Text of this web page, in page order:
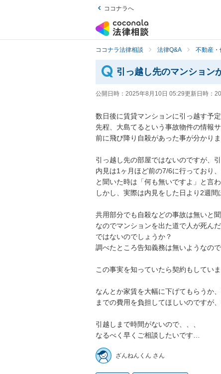
ココナラへ
ココナラ法律相談 法律Q&A 不動産・
引っ越し先のマンション
公開日時： 2025年8月10日 05:29更新日時：
数日後に賃貸マンションに引っ越す予定
先程、大島てるという事故物件の情報
前に飛び降り自殺があった事が分かりま
引っ越し先の部屋ではないのですが、
内見は1ヶ月ほど前の7/6に行っており
と聞いた時は「何も無いですよ」と言
しかし、実際は内見をした日より2週
共用部分でも自殺などの事故は無いと
なのでマンションを出た道で人が死ん
ではないのでしょうか？
調べたところ告知義務は無いようなの
この事実を知っていたら契約もしていま
なんとか家賃を大幅に下げてもらうか
までの費用を負担してほしいのですが
引越しまで時間がないので、、、
なるべく早くご相談したいです…
ざんねんくん さん